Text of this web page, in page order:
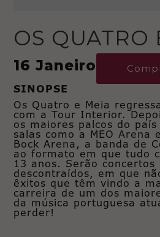
OS QUATRO
16 Janeiro
SINOPSE
Os Quatro e Meia
com a Tour Interior.
os maiores palcos do
salas como a MEO Arena
Bock Arena, a banda de
ao formato em que tudo
13 anos. Serão
descontraídos, em que
êxitos que têm vindo a
carreira de um dos
da música portuguesa
perder!